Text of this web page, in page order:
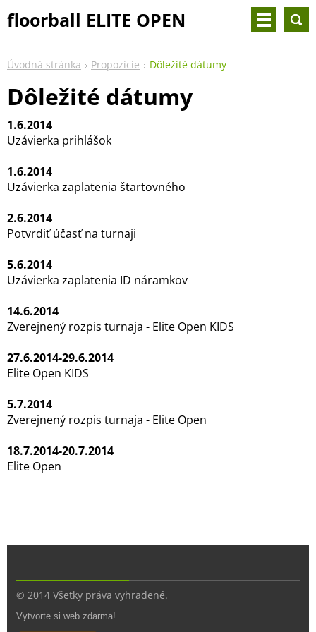
floorball ELITE OPEN
tournament)
Úvodná stránka Propozície Dôležité dátumy
Dôležité dátumy
1.6.2014
Uzávierka prihlášok
1.6.2014
Uzávierka zaplatenia štartovného
2.6.2014
Potvrdiť účasť na turnaji
5.6.2014
Uzávierka zaplatenia ID náramkov
14.6.2014
Zverejnený rozpis turnaja - Elite Open KIDS
27.6.2014-29.6.2014
Elite Open KIDS
5.7.2014
Zverejnený rozpis turnaja - Elite Open
18.7.2014-20.7.2014
Elite Open
© 2014 Všetky práva vyhradené.
Vytvorte si web zdarma!